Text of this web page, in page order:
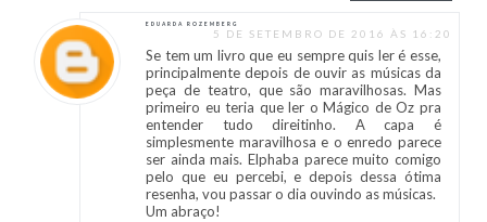
EDUARDA ROZEMBERG
5 DE SETEMBRO DE 2016 ÀS 16:20
Se tem um livro que eu sempre quis ler é esse,
principalmente depois de ouvir as músicas da
peça de teatro, que são maravilhosas. Mas
primeiro eu teria que ler o Mágico de Oz pra
entender tudo direitinho. A capa é
simplesmente maravilhosa e o enredo parece
ser ainda mais. Elphaba parece muito comigo
pelo que eu percebi, e depois dessa ótima
resenha, vou passar o dia ouvindo as músicas.
Um abraço!